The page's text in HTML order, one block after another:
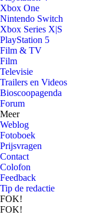
Xbox One
Nintendo Switch
Xbox Series X|S
PlayStation 5
Film & TV
Film
Televisie
Trailers en Videos
Bioscoopagenda
Forum
Meer
Weblog
Fotoboek
Prijsvragen
Contact
Colofon
Feedback
Tip de redactie
FOK!
FOK!